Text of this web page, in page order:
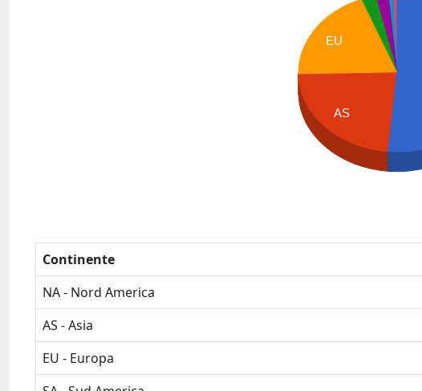
EU
AS
Continente
NA - Nord America
AS - Asia
EU - Europa